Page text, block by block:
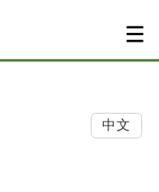
中文